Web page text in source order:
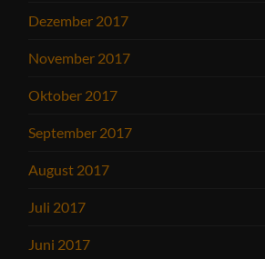
Dezember 2017
November 2017
Oktober 2017
September 2017
August 2017
Juli 2017
Juni 2017